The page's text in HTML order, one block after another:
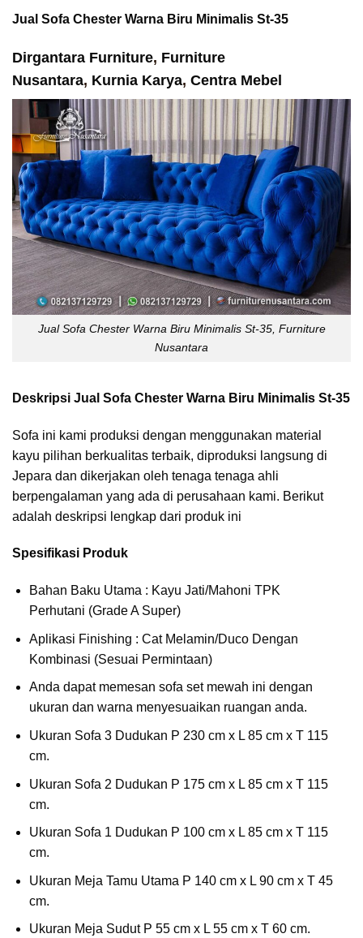
Jual Sofa Chester Warna Biru Minimalis St-35
Dirgantara Furniture, Furniture
Nusantara, Kurnia Karya, Centra Mebel
Jual Sofa Chester Warna Biru Minimalis St-35, Furniture
Nusantara
Deskripsi Jual Sofa Chester Warna Biru Minimalis St-35
Sofa ini kami produksi dengan menggunakan material
kayu pilihan berkualitas terbaik, diproduksi langsung di
Jepara dan dikerjakan oleh tenaga tenaga ahli
berpengalaman yang ada di perusahaan kami. Berikut
adalah deskripsi lengkap dari produk ini
Spesifikasi Produk
Bahan Baku Utama : Kayu Jati/Mahoni TPK
Perhutani (Grade A Super)
Aplikasi Finishing : Cat Melamin/Duco Dengan
Kombinasi (Sesuai Permintaan)
Anda dapat memesan sofa set mewah ini dengan
ukuran dan warna menyesuaikan ruangan anda.
Ukuran Sofa 3 Dudukan P 230 cm x L 85 cm x T 115
cm.
Ukuran Sofa 2 Dudukan P 175 cm x L 85 cm x T 115
cm.
Ukuran Sofa 1 Dudukan P 100 cm x L 85 cm x T 115
cm.
Ukuran Meja Tamu Utama P 140 cm x L 90 cm x T 45
cm.
Ukuran Meja Sudut P 55 cm x L 55 cm x T 60 cm.